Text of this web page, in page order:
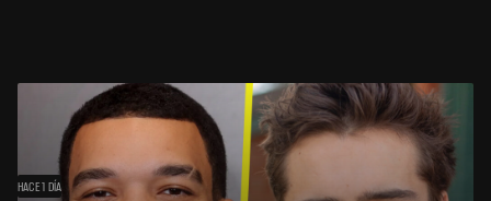
HACE 1 DÍA